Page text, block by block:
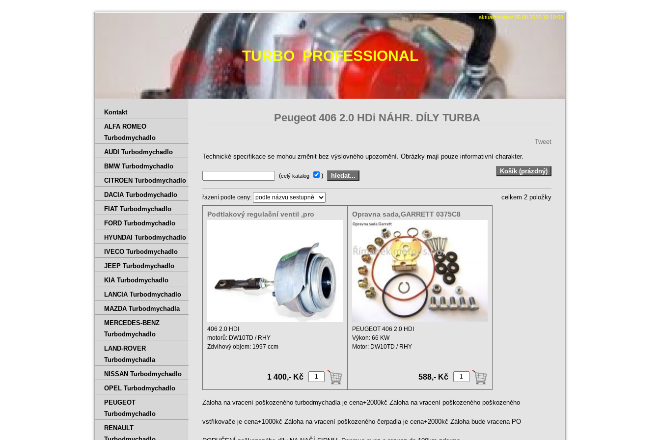
aktualizováno: 05.08.2026 19:18:08
TURBO PROFESSIONAL
Peugeot 406 2.0 HDi NÁHR. DÍLY TURBA
Tweet
Technické specifikace se mohou změnit bez výslovného upozornění. Obrázky mají pouze informativní charakter.
(celý katalog )
řazení podle ceny: celkem 2 položky
Podtlakový regulační ventil ,pro
406 2.0 HDI
motorů: DW10TD / RHY
Zdvihový objem: 1997 ccm
1 400,- Kč
Opravna sada,GARRETT 0375C8
706977-0003
PEUGEOT 406 2.0 HDI
Výkon: 66 KW
Motor: DW10TD / RHY
588,- Kč
Záloha na vracení poškozeného turbodmychadla je cena+2000kč Záloha na vracení poškozeného poškozeného
vstřikovače je cena+1000kč Záloha na vracení poškozeného čerpadla je cena+2000kč Záloha bude vracena PO
Kontakt
ALFA ROMEO
Turbodmychadlo
AUDI Turbodmychadlo
BMW Turbodmychadlo
CITROEN Turbodmychadlo
DACIA Turbodmychadlo
FIAT Turbodmychadlo
FORD Turbodmychadlo
HYUNDAI Turbodmychadlo
IVECO Turbodmychadlo
JEEP Turbodmychadlo
KIA Turbodmychadlo
LANCIA Turbodmychadlo
MAZDA Turbodmychadla
MERCEDES-BENZ
Turbodmychadlo
LAND-ROVER
Turbodmychadla
NISSAN Turbodmychadlo
OPEL Turbodmychadlo
PEUGEOT
Turbodmychadlo
RENAULT